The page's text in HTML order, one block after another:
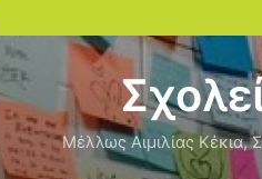
Μέλλως Αιμιλίας Κέκια,